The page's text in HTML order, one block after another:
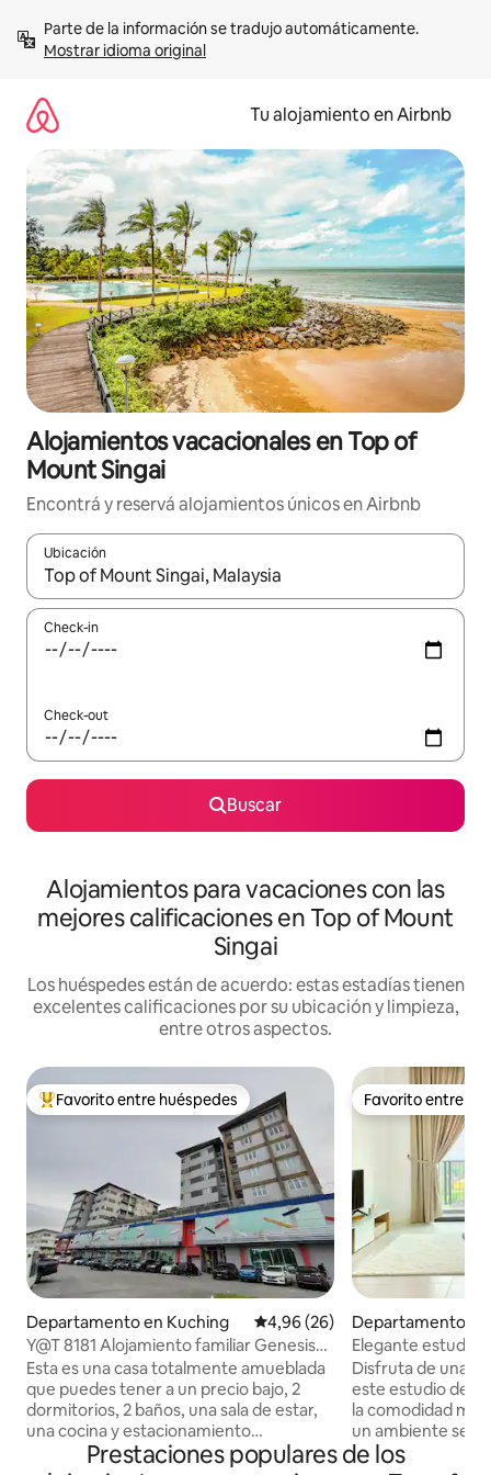
contenidoMostrar idioma original
Tu alojamiento en Airbnb
Alojamientos vacacionales en Top of
Mount Singai
Encontrá y reservá alojamientos únicos en Airbnb
Ubicación
Cuando los resultados estén disponibles, navegá con las
Check-in
Check-out
Buscar
Alojamientos para vacaciones con las
mejores calificaciones en Top of Mount
Singai
Los huéspedes están de acuerdo: estas estadías tienen
excelentes calificaciones por su ubicación y limpieza,
entre otros aspectos.
Favorito entre los huéspedes más destacados
Favorito entre huéspedes
Departamento en Kuching Calificación promedio: 4,96 de
4,96 (26)
Y@T 8181 Alojamiento familiar Genesis
Mall 2
Esta es una casa totalmente amueblada
que puedes tener a un precio bajo, 2
dormitorios, 2 baños, una sala de estar,
una cocina y estacionamiento
gratuito.Esta maravillosa propiedad se
Favorito entre
Favorito entre
Departamento
esidencial en
Elegante estudio
Podium 2-3Pax |
Disfruta de una
este estudio de
la comodidad
un ambiente
ciudad. Situado en un barrio tranquilo
Prestaciones populares de los